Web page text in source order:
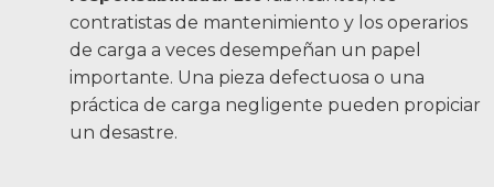
contratistas de mantenimiento y los operarios
de carga a veces desempeñan un papel
importante. Una pieza defectuosa o una
práctica de carga negligente pueden propiciar
un desastre.